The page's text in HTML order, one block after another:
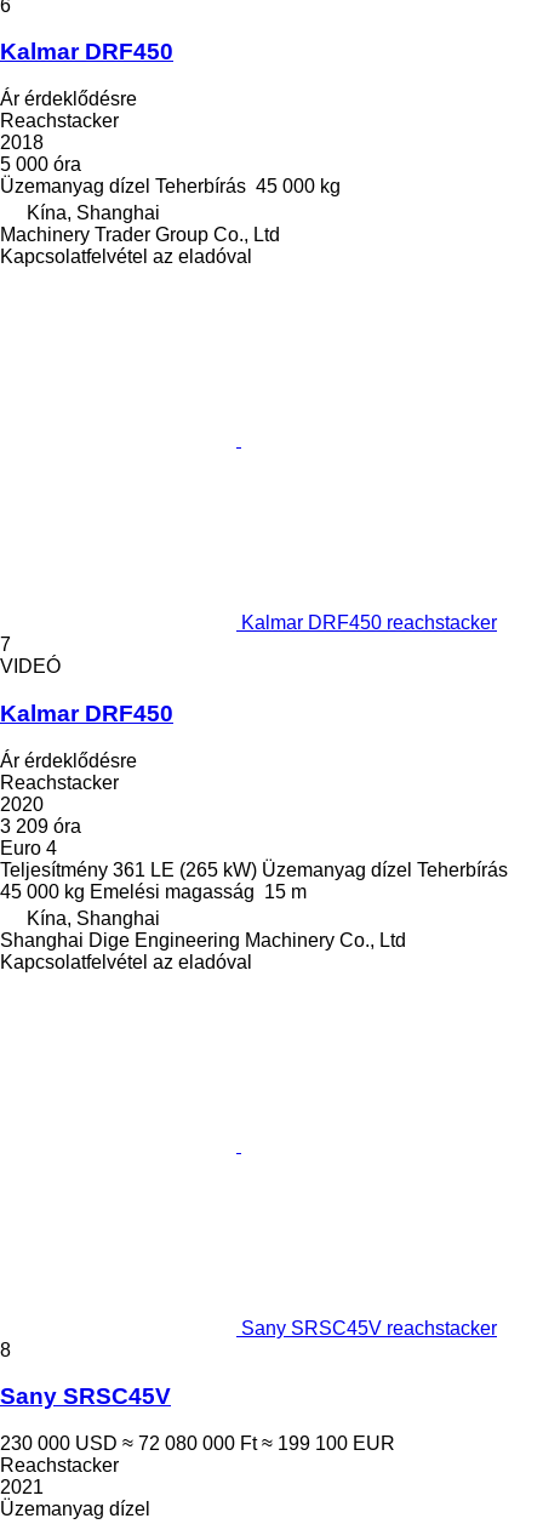
6
Kalmar DRF450
Ár érdeklődésre
Reachstacker
2018
5 000 óra
Üzemanyag dízel Teherbírás 45 000 kg
Kína, Shanghai
Machinery Trader Group Co., Ltd
Kapcsolatfelvétel az eladóval
Kalmar DRF450 reachstacker
7
VIDEÓ
Kalmar DRF450
Ár érdeklődésre
Reachstacker
2020
3 209 óra
Euro 4
Teljesítmény 361 LE (265 kW) Üzemanyag dízel Teherbírás
45 000 kg Emelési magasság 15 m
Kína, Shanghai
Shanghai Dige Engineering Machinery Co., Ltd
Kapcsolatfelvétel az eladóval
Sany SRSC45V reachstacker
8
Sany SRSC45V
230 000 USD ≈ 72 080 000 Ft ≈ 199 100 EUR
Reachstacker
2021
Üzemanyag dízel